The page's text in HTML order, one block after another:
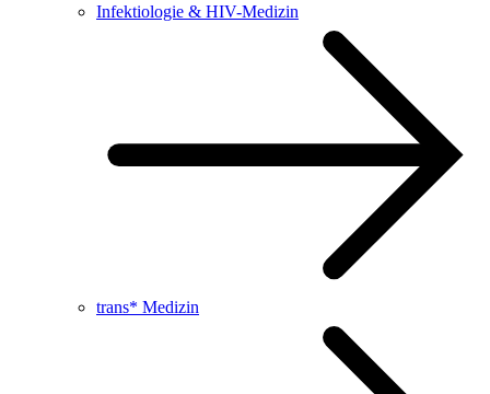
Infektiologie & HIV-Medizin
trans* Medizin